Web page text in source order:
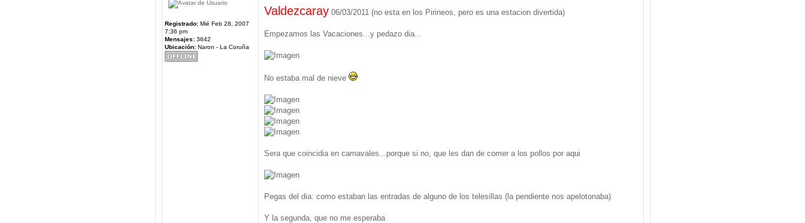
Registrado:Mié Feb 28, 2007
7:36 pm
Mensajes:3642
Ubicación:Naron - La Coruña
Valdezcaray06/03/2011 (no esta en los Pirineos, pero es una estacion divertida)
Empezamos las Vacaciones...y pedazo dia...
No estaba mal de nieve
Sera que coincidia en carnavales...porque si no, que les dan de comer a los pollos por aqui
Pegas del dia: como estaban las entradas de alguno de los telesillas (la pendiente nos apelotonaba)
Y la segunda, que no me esperaba